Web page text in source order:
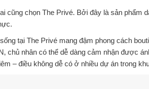
cũng chọn The Privé. Bởi đây là sản phẩm
.
tại The Privé mang đậm phong cách
chủ nhân có thể dễ dàng cảm nhận được
– điều không dễ có ở nhiều dự án trong